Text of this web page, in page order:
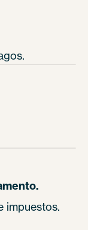
impuestos.